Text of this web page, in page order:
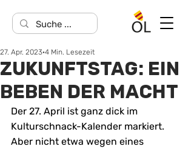
ZUKUNFTSTAG: EIN
BEBEN DER MACHT
27. Apr. 2023 4 Min. Lesezeit
Der 27. April ist ganz dick im
Kulturschnack-Kalender markiert.
Aber nicht etwa wegen eines